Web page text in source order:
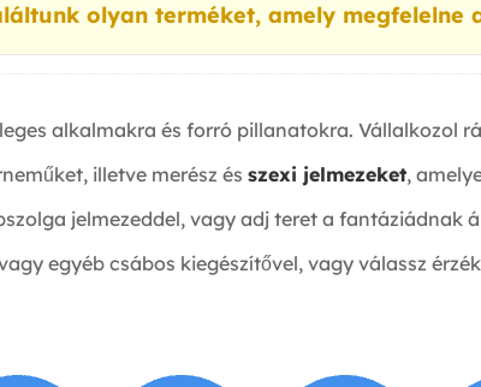
olyan terméket, amely megfelelne
alkalmakra és forró pillanatokra. Vállalkozol
illetve merész és szexi jelmezeket,
jelmezeddel, vagy adj teret a fantáziádnak
egyéb csábos kiegészítővel, vagy válassz